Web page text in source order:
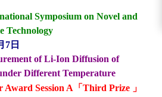
Symposium on Novel and
Technology
7 日
of Li-Ion Diffusion of
Different Temperature
Award Session A「Third Prize 」